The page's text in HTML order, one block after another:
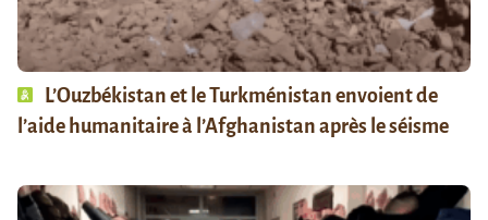
L’Ouzbékistan et le Turkménistan envoient de
l’aide humanitaire à l’Afghanistan après le séisme